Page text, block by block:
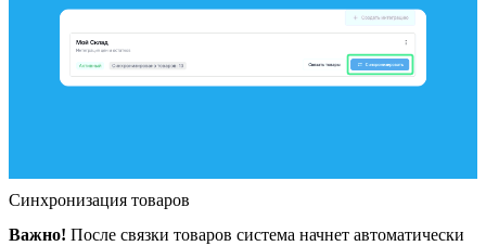
Синхронизация товаров
Важно! После связки товаров система начнет автоматически